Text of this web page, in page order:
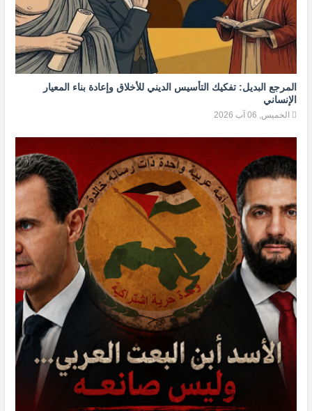
المرجع البديل: تفكيك التأسيس الديني للأخلاق وإعادة بناء المعيار
الإنساني
الخميس, 06 آب 2026